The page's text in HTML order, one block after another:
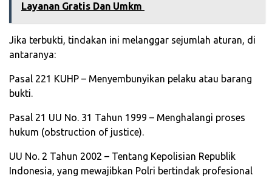
Layanan Gratis Dan Umkm ‎
Jika terbukti, tindakan ini melanggar sejumlah aturan, di
antaranya:
Pasal 221 KUHP – Menyembunyikan pelaku atau barang
bukti.
Pasal 21 UU No. 31 Tahun 1999 – Menghalangi proses
hukum (obstruction of justice).
UU No. 2 Tahun 2002 – Tentang Kepolisian Republik
Indonesia, yang mewajibkan Polri bertindak profesional